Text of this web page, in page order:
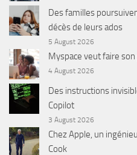
Des familles
décès de leurs ados
5 August 2026
Myspace veut faire
4 August 2026
Des instructions
Copilot
3 August 2026
Chez Apple, un
Cook